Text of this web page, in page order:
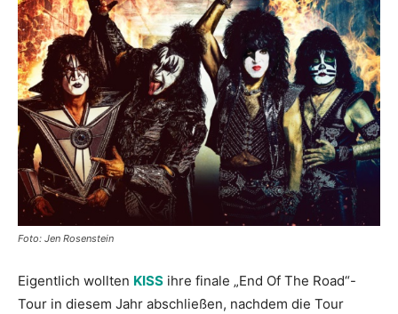
Foto: Jen Rosenstein
Eigentlich wollten KISS ihre finale „End Of The Road“-
Tour in diesem Jahr abschließen, nachdem die Tour